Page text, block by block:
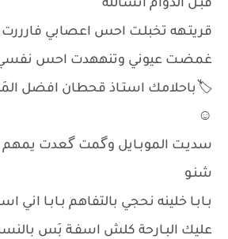
قبـل الدوام انشاللة
قريتـهه تخبلـت احس اعصابي فارررت
غمضـت عيوني وتنههدت احس نفسي
🏷️باحلامك استـاذ قحطان افضل
☺️
سديـت الموبـايل وگمت گعدت يمهم
شنـو
بـابـا خلينه نحجي بالتفاهم بـابـا
عليك البـارحة كلش اسفـة بَس